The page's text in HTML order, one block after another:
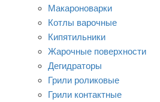
Макароноварки
Котлы варочные
Кипятильники
Жарочные поверхности
Дегидраторы
Грили роликовые
Грили контактные